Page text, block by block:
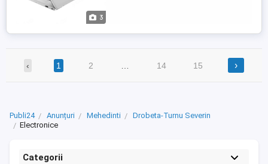
3
‹ 1 2 14 15 ›
Publi24 Anunțuri Mehedinti
Drobeta-Turnu Severin
Electronice
Categorii